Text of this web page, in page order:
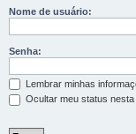
Nome de usuário:
Senha:
Lembrar minhas
Ocultar meu status